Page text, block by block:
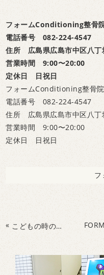
フォームConditioning整骨
電話番号 082-224-4547
住所 広島県広島市中区八
営業時間 9:00〜20:00
定休日 日祝日
フォームConditioning整骨院
電話番号 082-224-4547
住所 広島県広島市中区八
営業時間 9:00〜20:00
定休日 日祝日
フ
« こどもの時の経験とっても重要！！